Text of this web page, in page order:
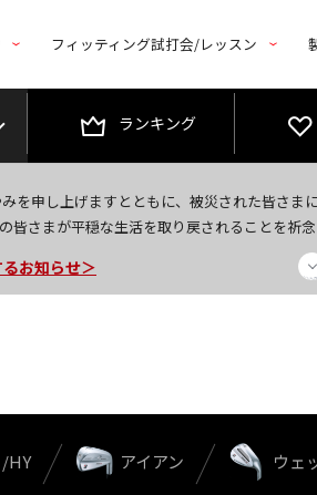
フィッティング試打会/レッスン
ランキング
を申し上げますとともに、被災された皆さま
皆さまが平穏な生活を取り戻されることを祈念
文・発送・お問い合わせ＞
で1,000円OFFクーポンプレゼント！
お知らせ＞
HY アイアン ウェ